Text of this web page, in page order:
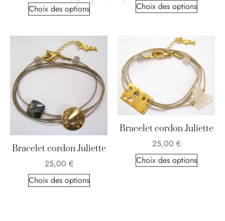
Choix des options
Choix des options
Bracelet cordon Juliette
25,00 €
Choix des options
Bracelet cordon Juliette
25,00 €
Choix des options